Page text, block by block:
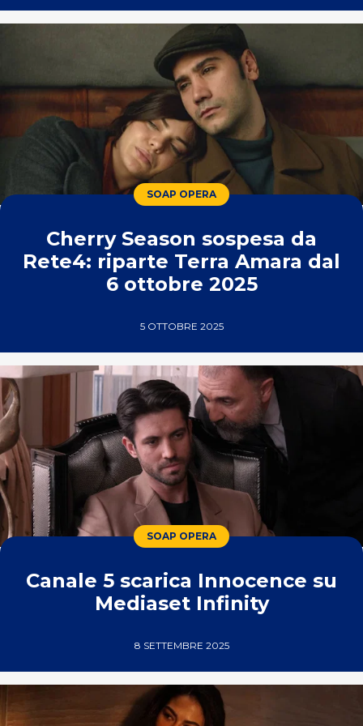
SOAP OPERA
Cherry Season sospesa da
Rete4: riparte Terra Amara dal
6 ottobre 2025
5 OTTOBRE 2025
SOAP OPERA
Canale 5 scarica Innocence su
Mediaset Infinity
8 SETTEMBRE 2025